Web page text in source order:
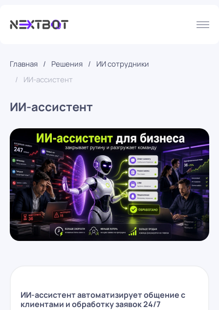
Главная Решения
ИИ сотрудники
ИИ-ассистент
ИИ-ассистент
ИИ-ассистент автоматизирует общение с
клиентами и обработку заявок 24/7